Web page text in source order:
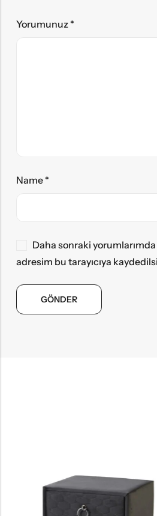
Yorumunuz *
Name *
Daha sonraki
adresim bu tarayıcıya